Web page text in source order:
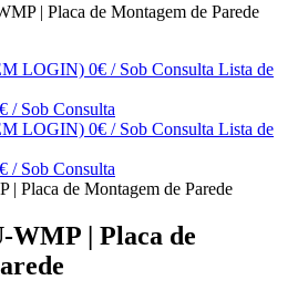
| Placa de Montagem de Parede
LOGIN) 0€ / Sob Consulta Lista de
/ Sob Consulta
LOGIN) 0€ / Sob Consulta Lista de
/ Sob Consulta
WMP | Placa de